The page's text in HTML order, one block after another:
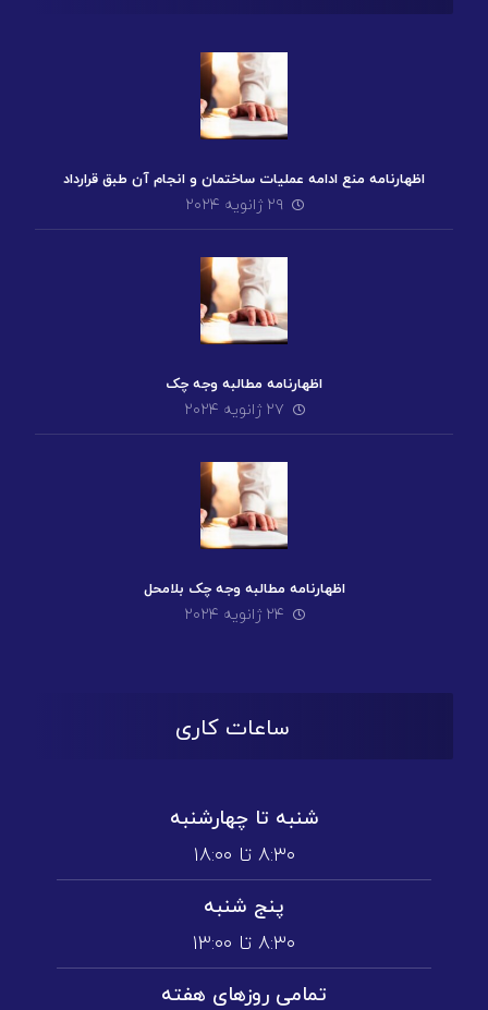
اظهارنامه منع ادامه عملیات ساختمان و انجام آن طبق قرارداد
۲۹ ژانویه ۲۰۲۴
اظهارنامه مطالبه وجه چک
۲۷ ژانویه ۲۰۲۴
اظهارنامه مطالبه وجه چک بلامحل
۲۴ ژانویه ۲۰۲۴
ساعات کاری
شنبه تا چهارشنبه
۸:۳۰ تا ۱۸:۰۰
پنج شنبه
۸:۳۰ تا ۱3:۰۰
تمامی روز‌های هفته